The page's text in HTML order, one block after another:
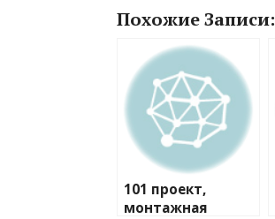
Похожие Записи:
101 проект,
монтажная